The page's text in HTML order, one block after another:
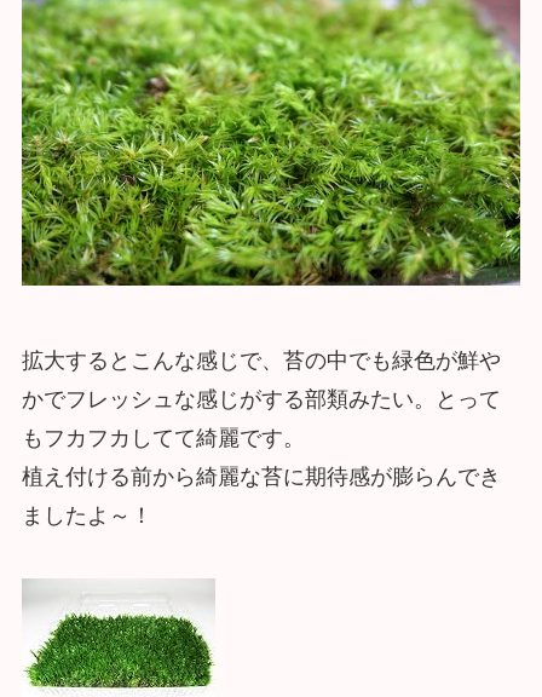
拡大するとこんな感じで、苔の中でも緑色が鮮や
かでフレッシュな感じがする部類みたい。とって
もフカフカしてて綺麗です。
植え付ける前から綺麗な苔に期待感が膨らんでき
ましたよ～！